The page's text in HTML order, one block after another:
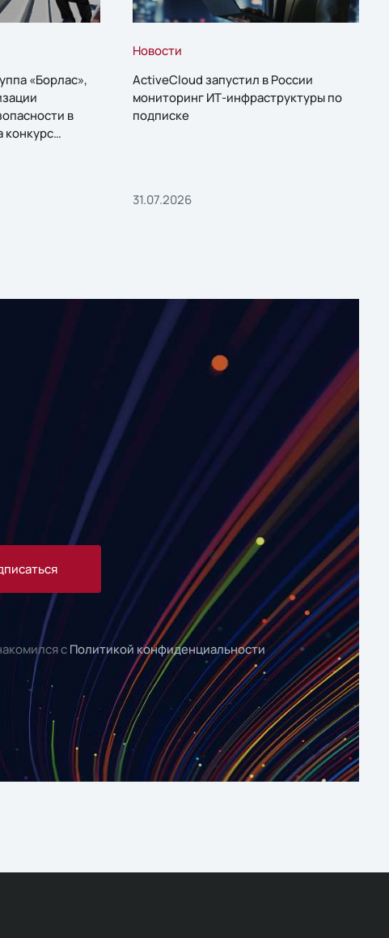
«Борлас»,
в
конкурс
Новости
ActiveCloud запустил в России
мониторинг ИТ-инфраструктуры по
подписке
31.07.2026
сПолитикой конфиденциальности